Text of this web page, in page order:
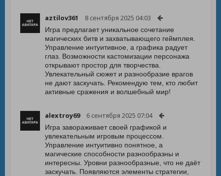
aztilov361 8 сентября 2025 04:03
Игра предлагает уникальное сочетание
магических битв и захватывающего геймплея.
Управление интуитивное, а графика радует
глаз. Возможности кастомизации персонажа
открывают простор для творчества.
Увлекательный сюжет и разнообразие врагов
не дают заскучать. Рекомендую тем, кто любит
активные сражения и волшебный мир!
alextroy69 6 сентября 2025 07:04
Игра завораживает своей графикой и
увлекательным игровым процессом.
Управление интуитивно понятное, а
магические способности разнообразны и
интересны. Уровни разнообразные, что не даёт
заскучать. Появляются элементы стратегии,